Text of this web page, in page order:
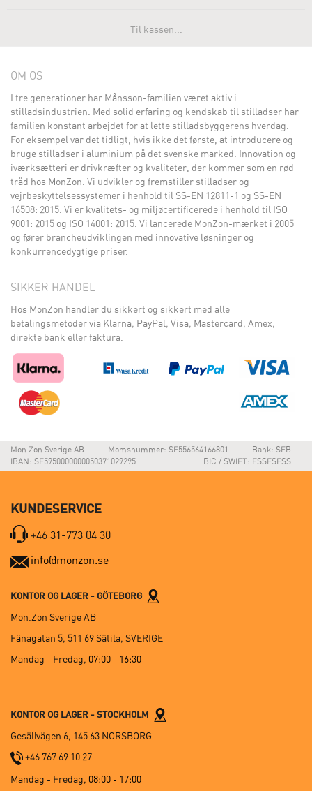
Til kassen...
OM OS
I tre generationer har Månsson-familien været aktiv i
stilladsindustrien. Med solid erfaring og kendskab til stilladser har
familien konstant arbejdet for at lette stilladsbyggerens hverdag.
For eksempel var det tidligt, hvis ikke det første, at introducere og
bruge stilladser i aluminium på det svenske marked. Innovation og
iværksætteri er drivkræfter og kvaliteter, der kommer som en rød
tråd hos MonZon. Vi udvikler og fremstiller stilladser og
vejrbeskyttelsessystemer i henhold til SS-EN 12811-1 og SS-EN
16508: 2015. Vi er kvalitets- og miljøcertificerede i henhold til ISO
9001: 2015 og ISO 14001: 2015. Vi lancerede MonZon-mærket i 2005
og fører brancheudviklingen med innovative løsninger og
konkurrencedygtige priser.
SIKKER HANDEL
Hos MonZon handler du sikkert og sikkert med alle
betalingsmetoder via Klarna, PayPal, Visa, Mastercard, Amex,
direkte bank eller faktura.
Mon.Zon Sverige AB Momsnummer: SE556564166801
Bank: SEB
IBAN: SE5950000000050371029295
BIC / SWIFT: ESSESESS
KUNDESERVICE
+46 31-773 04 30
info@monzon.se
KONTOR OG LAGER - GÖTEBORG
Mon.Zon Sverige AB
Fänagatan 5, 511 69 Sätila, SVERIGE
Mandag - Fredag, 07:00 - 16:30
KONTOR OG LAGER - STOCKHOLM
Gesällvägen 6, 145 63 NORSBORG
+46 767 69 10 27
Mandag - Fredag, 08:00 - 17:00